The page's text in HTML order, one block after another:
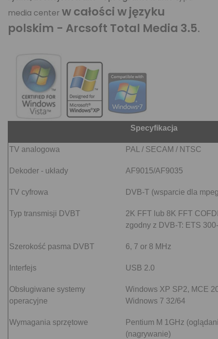
media center w całości w języku
polskim - Arcsoft Total Media 3.5.
Specyfikacja
TV analogowa PAL / SECAM / NTSC
Dekoder - układy AF9015/AF9035
TV cyfrowa DVB-T (wsparcie dla
Typ transmisji DVBT
2K FFT lub 8K FFT
zgodny z DVB-T: ETS
Szerokość pasma DVBT 6, 7 or 8 MHz
Interfejs USB 2.0
Obsługiwane systemy
operacyjne
Windows XP SP2, MCE
Widnows 7 32/64
Wymagania sprzętowe
Pentium M 1GHz
(nagrywanie)